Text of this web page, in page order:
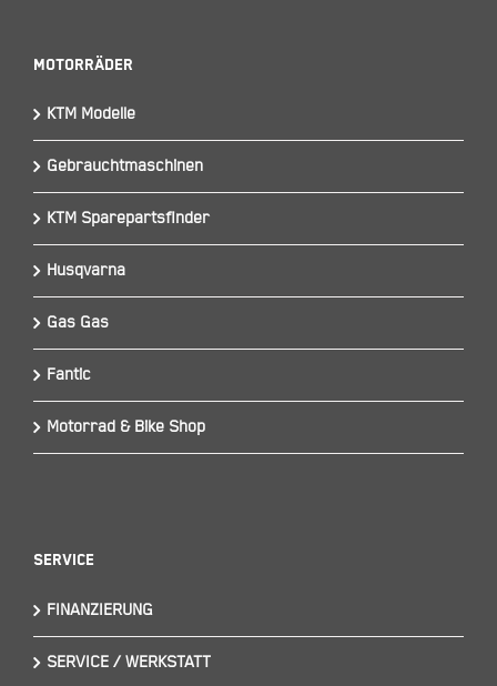
Motorräder
KTM Modelle
Gebrauchtmaschinen
KTM Sparepartsfinder
Husqvarna
Gas Gas
Fantic
Motorrad & Bike Shop
Service
FINANZIERUNG
SERVICE / WERKSTATT